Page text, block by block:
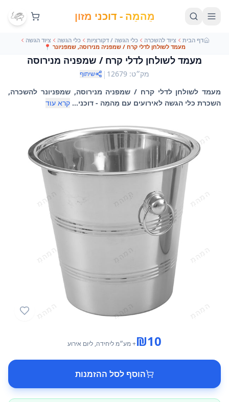
מֵהמֵה - דוכני מזון
דף הבית ציוד להשכרה כלי הגשה / דקורציות כלי הגשה
ציוד הגשה
מעמד לשולחן לדלי קרח / שמפניה מנירוסה, שמפניונר 📍
מעמד לשולחן לדלי קרח / שמפניה מנירוסה
מק״ט:
12679
| שיתוף
מעמד לשולחן לדלי קרח / שמפניה מנירוסה, שמפניונר להשכרה,
השכרת כלי הגשה לאירועים עם מֵהמֵה - דוכני... קרא עוד
₪10 + מע״מליחידה, ליום אירוע
הוסף לסל ההזמנות